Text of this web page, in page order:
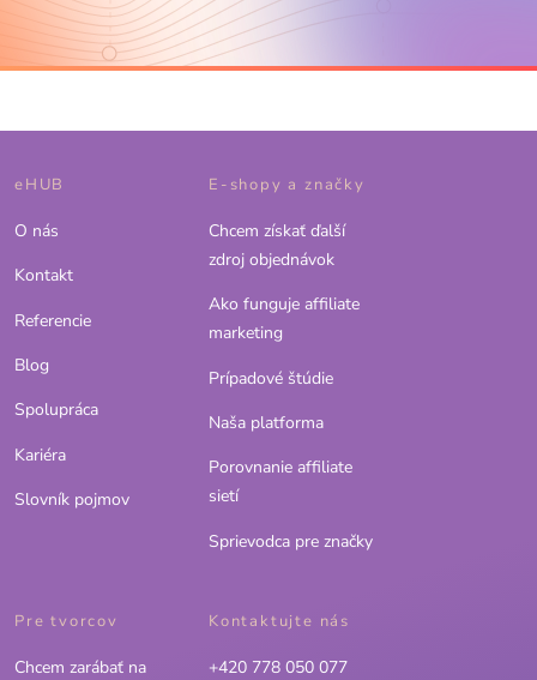
eHUB
O nás
Kontakt
Referencie
Blog
Spolupráca
Kariéra
Slovník pojmov
E-shopy a značky
Chcem získať ďalší
zdroj objednávok
Ako funguje affiliate
marketing
Prípadové štúdie
Naša platforma
Porovnanie affiliate
sietí
Sprievodca pre značky
Pre tvorcov
Chcem zarábať na
Kontaktujte nás
+420 778 050 077